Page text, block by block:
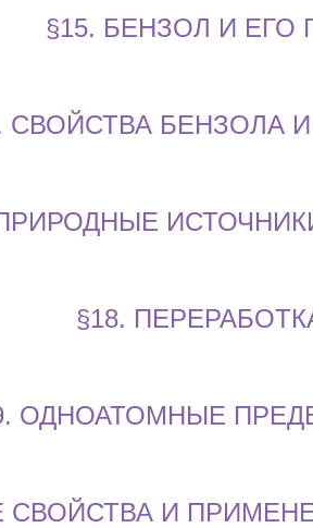
§15. БЕНЗОЛ И ЕГО
СВОЙСТВА БЕНЗОЛА
§18.
ОДНОАТОМНЫЕ
СВОЙСТВА И